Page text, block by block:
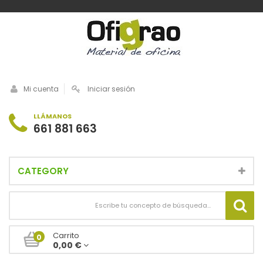
Mi cuenta Iniciar sesión
LLÁMANOS
661 881 663
CATEGORY
0 Carrito
0,00 €